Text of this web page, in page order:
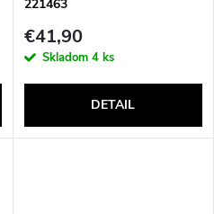
221463
€41,90
Skladom 4 ks
DETAIL